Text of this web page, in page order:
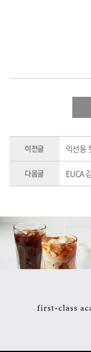
이전글 익선동
다음글 EUCA